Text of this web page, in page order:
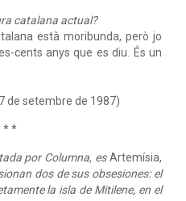
catalana actual?
està moribunda, però jo
cents anys que es diu. És un
de setembre de 1987)
* *
por Columna, esArtemísia,
dos de sus obsesiones: el
la isla de Mitilene, en el